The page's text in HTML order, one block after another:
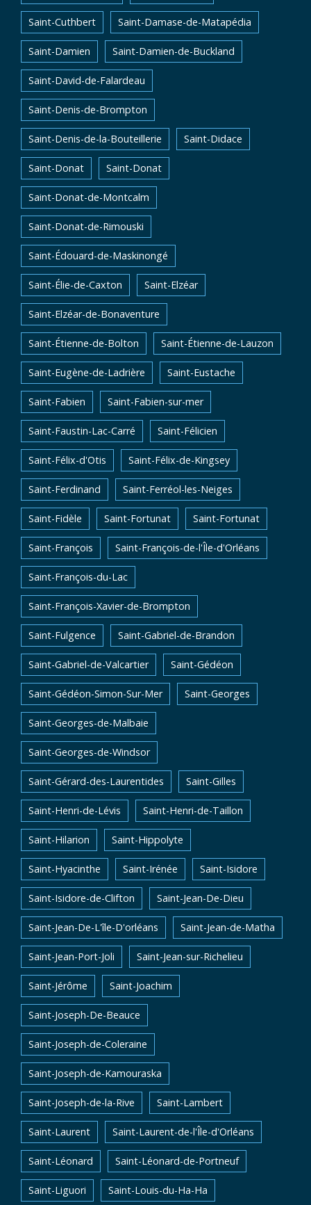
Saint-Cuthbert Saint-Damase-de-Matapédia
Saint-Damien Saint-Damien-de-Buckland
Saint-David-de-Falardeau
Saint-Denis-de-Brompton
Saint-Denis-de-la-Bouteillerie Saint-Didace
Saint-Donat Saint-Donat
Saint-Donat-de-Montcalm
Saint-Donat-de-Rimouski
Saint-Édouard-de-Maskinongé
Saint-Élie-de-Caxton Saint-Elzéar
Saint-Elzéar-de-Bonaventure
Saint-Étienne-de-Bolton Saint-Étienne-de-Lauzon
Saint-Eugène-de-Ladrière Saint-Eustache
Saint-Fabien Saint-Fabien-sur-mer
Saint-Faustin-Lac-Carré Saint-Félicien
Saint-Félix-d'Otis Saint-Félix-de-Kingsey
Saint-Ferdinand Saint-Ferréol-les-Neiges
Saint-Fidèle Saint-Fortunat Saint-Fortunat
Saint-François Saint-François-de-l'Île-d'Orléans
Saint-François-du-Lac
Saint-François-Xavier-de-Brompton
Saint-Fulgence Saint-Gabriel-de-Brandon
Saint-Gabriel-de-Valcartier Saint-Gédéon
Saint-Gédéon-Simon-Sur-Mer Saint-Georges
Saint-Georges-de-Malbaie
Saint-Georges-de-Windsor
Saint-Gérard-des-Laurentides Saint-Gilles
Saint-Henri-de-Lévis Saint-Henri-de-Taillon
Saint-Hilarion Saint-Hippolyte
Saint-Hyacinthe Saint-Irénée Saint-Isidore
Saint-Isidore-de-Clifton Saint-Jean-De-Dieu
Saint-Jean-De-L'île-D'orléans Saint-Jean-de-Matha
Saint-Jean-Port-Joli Saint-Jean-sur-Richelieu
Saint-Jérôme Saint-Joachim
Saint-Joseph-De-Beauce
Saint-Joseph-de-Coleraine
Saint-Joseph-de-Kamouraska
Saint-Joseph-de-la-Rive Saint-Lambert
Saint-Laurent Saint-Laurent-de-l'Île-d'Orléans
Saint-Léonard Saint-Léonard-de-Portneuf
Saint-Liguori Saint-Louis-du-Ha-Ha